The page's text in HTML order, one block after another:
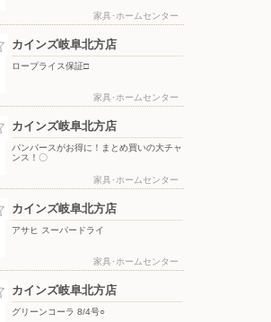
家具･ホームセンター
カインズ岐阜北方店
ロープライス保証□
家具･ホームセンター
カインズ岐阜北方店
パンパースがお得に！まとめ買いの大チャ
ンス！〇
家具･ホームセンター
カインズ岐阜北方店
アサヒ スーパードライ
家具･ホームセンター
カインズ岐阜北方店
グリーンコーラ 8/4号○